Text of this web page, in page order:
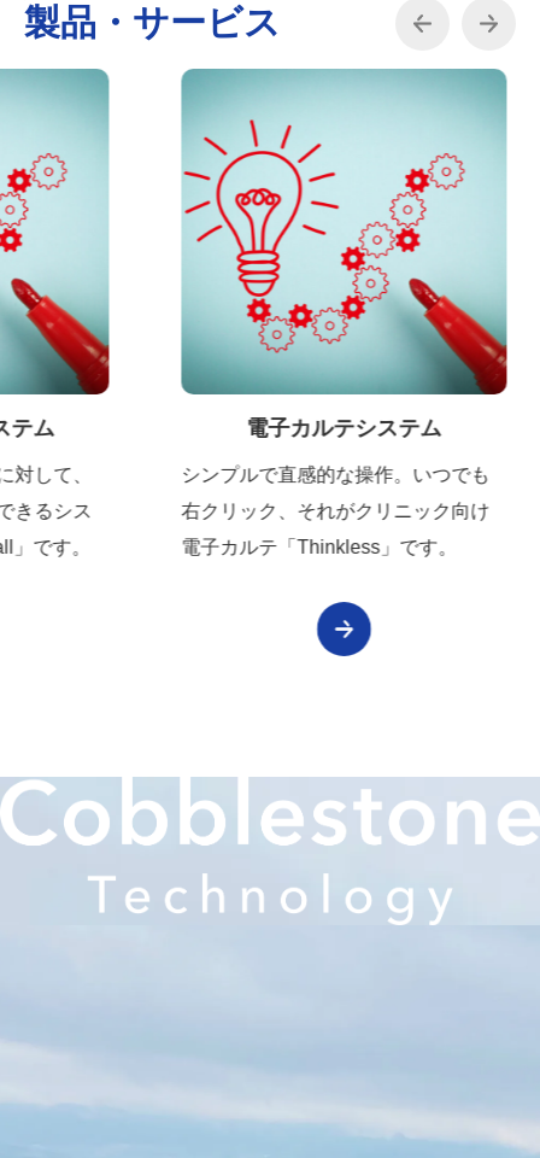
製品・サービス
電子カルテシステム
シンプルで直感的な操作。いつでも
右クリック、それがクリニック向け
電子カルテ「Thinkless」です。
各種システ
お任せくだ